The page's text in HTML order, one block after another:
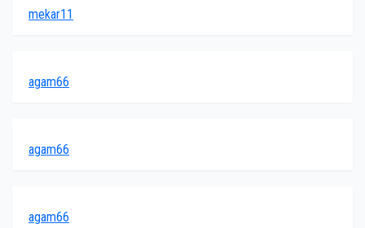
mekar11
agam66
agam66
agam66